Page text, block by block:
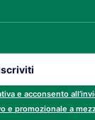
e acconsento
e promozionale a